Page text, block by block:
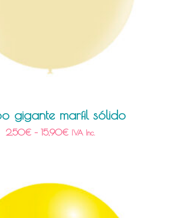
gigante marfil sólido
2,50€ –15,90€ IVA Inc.